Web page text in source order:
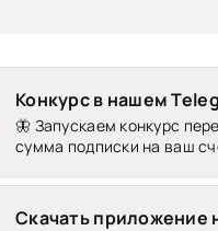
Конкурс в нашем
🦋 Запускаем конкурс
сумма подписки на ваш
Скачать приложение